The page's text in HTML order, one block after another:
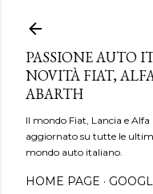
PASSIONE AUTO
NOVITÀ FIAT,
ABARTH
Il mondo Fiat, Lancia e
aggiornato su tutte le
mondo auto italiano.
HOME PAGE